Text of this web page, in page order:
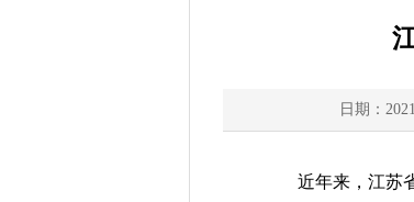
日期：
近年来，江苏